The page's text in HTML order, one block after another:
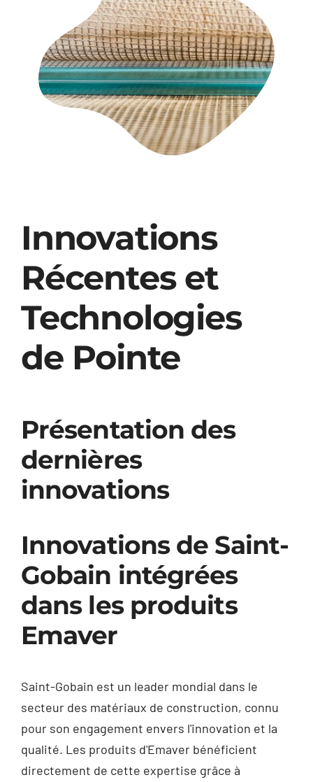
Innovations
Récentes et
Technologies
de Pointe
Présentation des
dernières
innovations
Innovations de Saint-
Gobain intégrées
dans les produits
Emaver
Saint-Gobain est un leader mondial dans le
secteur des matériaux de construction, connu
pour son engagement envers l'innovation et la
qualité. Les produits d'Emaver bénéficient
directement de cette expertise grâce à